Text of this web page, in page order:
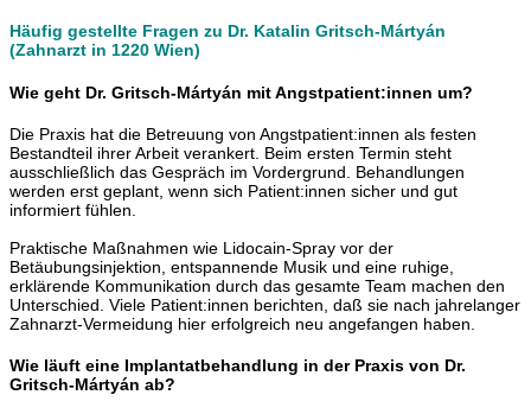
Häufig gestellte Fragen zu Dr. Katalin Gritsch-Mártyán
(Zahnarzt in 1220 Wien)
Wie geht Dr. Gritsch-Mártyán mit Angstpatient:innen um?
Die Praxis hat die Betreuung von Angstpatient:innen als festen
Bestandteil ihrer Arbeit verankert. Beim ersten Termin steht
ausschließlich das Gespräch im Vordergrund. Behandlungen
werden erst geplant, wenn sich Patient:innen sicher und gut
informiert fühlen.
Praktische Maßnahmen wie Lidocain-Spray vor der
Betäubungsinjektion, entspannende Musik und eine ruhige,
erklärende Kommunikation durch das gesamte Team machen den
Unterschied. Viele Patient:innen berichten, daß sie nach jahrelanger
Zahnarzt-Vermeidung hier erfolgreich neu angefangen haben.
Wie läuft eine Implantatbehandlung in der Praxis von Dr.
Gritsch-Mártyán ab?